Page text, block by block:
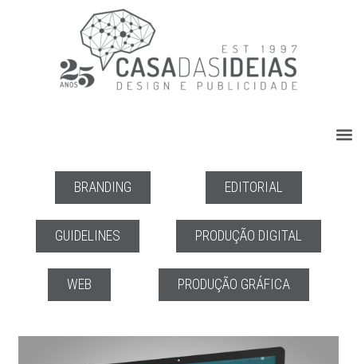
BRANDING EDITORIAL
GUIDELINES PRODUÇÃO DIGITAL
WEB PRODUÇÃO GRÁFICA